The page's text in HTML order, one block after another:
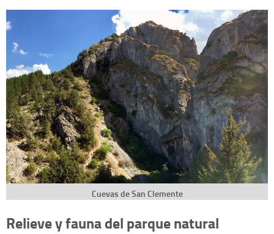
Cuevas de San Clemente
Relieve y fauna del parque natural